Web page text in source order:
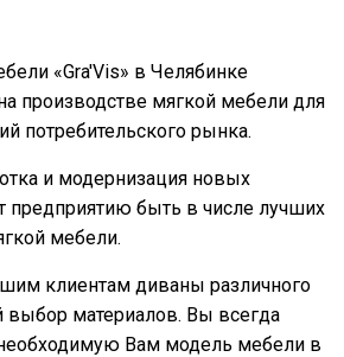
«Gra'Vis» в Челябинке
производстве мягкой мебели для
потребительского рынка.
и модернизация новых
предприятию быть в числе лучших
мебели.
клиентам диваны различного
выбор материалов. Вы всегда
Вам модель мебели в